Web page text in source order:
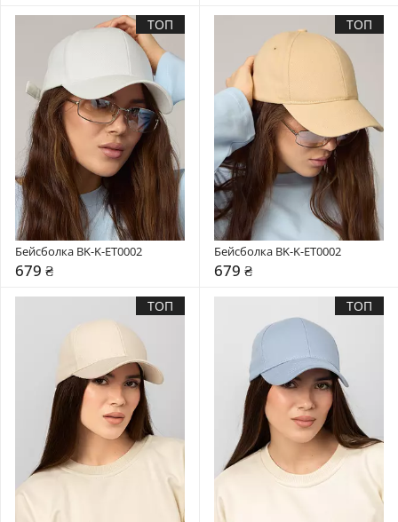
ТОП
Бейсболка BK-K-ET0002
679 ₴
ТОП
Бейсболка BK-K-ET0002
679 ₴
ТОП ТОП